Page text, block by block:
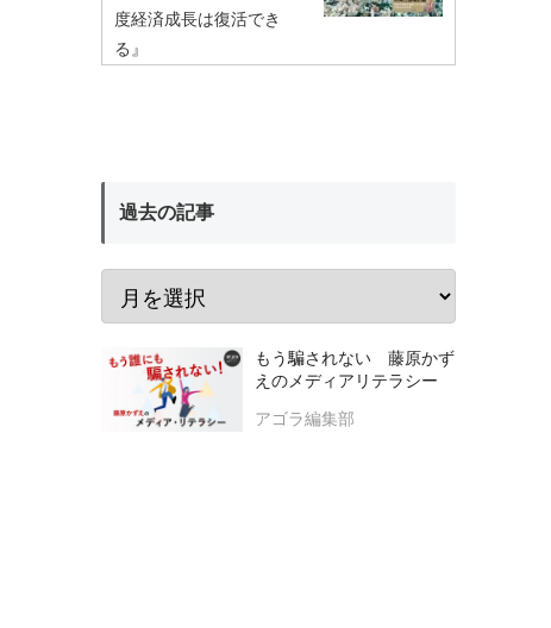
度経済成長は復活でき
る』
過去の記事
もう騙されない 藤原かず
えのメディアリテラシー
アゴラ編集部